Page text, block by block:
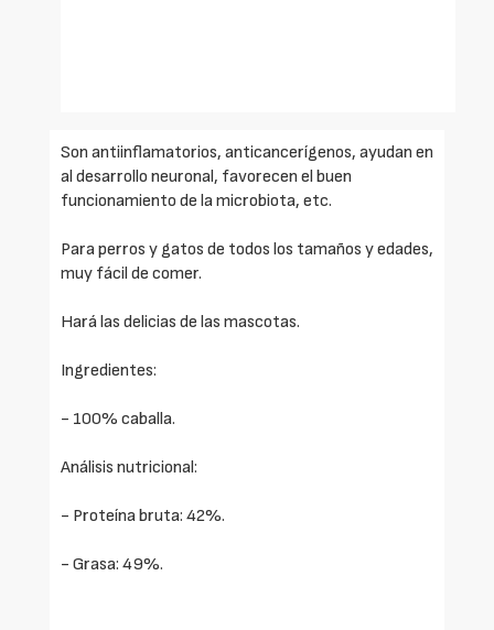
Son antiinflamatorios, anticancerígenos, ayudan en
al desarrollo neuronal, favorecen el buen
funcionamiento de la microbiota, etc.
Para perros y gatos de todos los tamaños y edades,
muy fácil de comer.
Hará las delicias de las mascotas.
Ingredientes:
- 100% caballa.
Análisis nutricional:
- Proteína bruta: 42%.
- Grasa: 49%.